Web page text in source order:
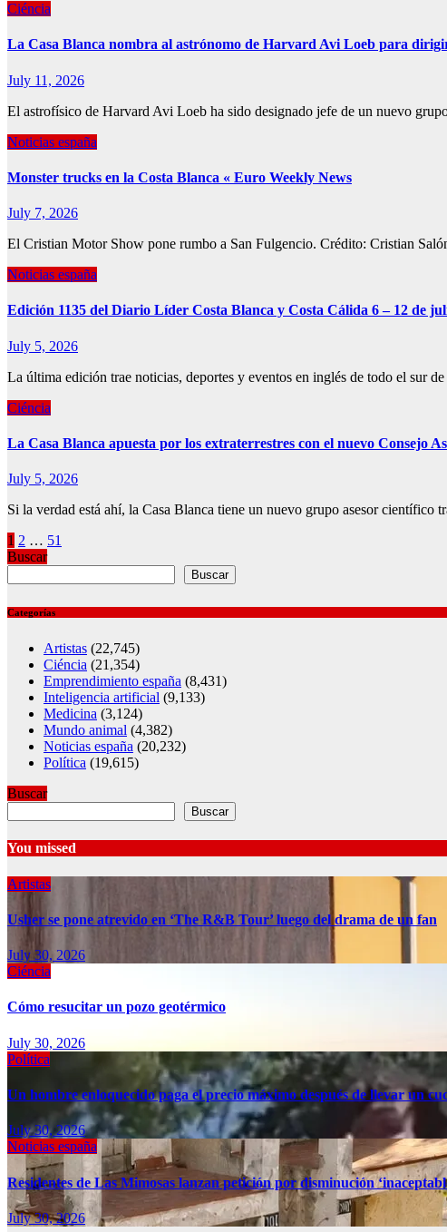
Ciéncia
La Casa Blanca nombra al astrónomo de Harvard Avi Loeb para
July 11, 2026
El astrofísico de Harvard Avi Loeb ha sido designado jefe de un nuevo
Noticias españa
Monster trucks en la Costa Blanca « Euro Weekly News
July 7, 2026
El Cristian Motor Show pone rumbo a San Fulgencio. Crédito: Cristian
Noticias españa
Edición 1135 del Diario Líder Costa Blanca y Costa Cálida 6 – 12 de
July 5, 2026
La última edición trae noticias, deportes y eventos en inglés de todo el sur
Ciéncia
La Casa Blanca apuesta por los extraterrestres con el nuevo Consejo
July 5, 2026
Si la verdad está ahí, la Casa Blanca tiene un nuevo grupo asesor
Posts
pagination
1 2 … 51
Buscar
Buscar
Categorías
Artistas (22,745)
Ciéncia (21,354)
Emprendimiento españa (8,431)
Inteligencia artificial (9,133)
Medicina (3,124)
Mundo animal (4,382)
Noticias españa (20,232)
Política (19,615)
Buscar
Buscar
You missed
Artistas
Usher se pone atrevido en ‘The R&B Tour’ luego del drama de un fan
July 30, 2026
Ciéncia
Cómo resucitar un pozo geotérmico
July 30, 2026
Política
Un hombre enloquecido paga el precio máximo después de llevar un
July 30, 2026
Noticias españa
Residentes de Las Mimosas lanzan petición por disminución
July 30, 2026